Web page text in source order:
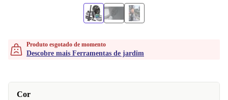
Produto esgotado de momento
Descobre mais Ferramentas de jardim
Cor